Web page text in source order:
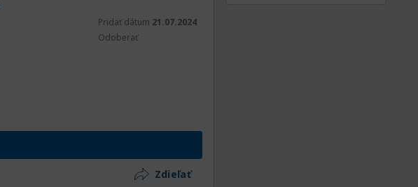
Pridať dátum 21.07.2024
Odoberať
Zdieľať